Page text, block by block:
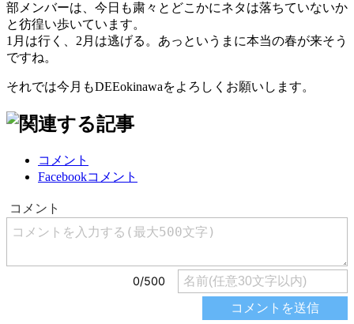
部メンバーは、今日も粛々とどこかにネタは落ちていないか
と彷徨い歩いています。
1月は行く、2月は逃げる。あっというまに本当の春が来そう
ですね。
それでは今月もDEEokinawaをよろしくお願いします。
コメント
Facebookコメント